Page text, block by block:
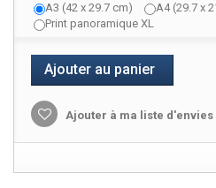
A3 (42 x 29.7 cm)
A4 (29.7 x
Print panoramique XL
Ajouter au panier
Ajouter à ma liste d'envies